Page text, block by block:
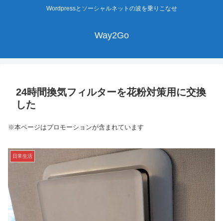
Wordpressとソーシャルネットの波を乗りこなせ
Way2Go
24時間換気フィルターを花粉対策用に交換
した
※本ページはプロモーションが含まれています
日常生活